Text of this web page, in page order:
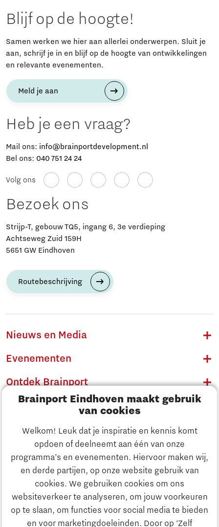
Brainport Eindhoven maakt gebruik
van cookies
Welkom! Leuk dat je inspiratie en kennis komt
opdoen of deelneemt aan één van onze
programma’s en evenementen. Hiervoor maken wij,
en derde partijen, op onze website gebruik van
cookies. We gebruiken cookies om ons
websiteverkeer te analyseren, om jouw voorkeuren
op te slaan, om functies voor social media te bieden
en voor marketingdoeleinden. Door op ‘Zelf
Ontdek Brainport
Innovatie
Blijf op de hoogte!
Samen werken we hier aan allerlei onderwerpen. Sluit je
aan, schrijf je in en blijf op de hoogte van ontwikkelingen
en relevante evenementen.
Meld je aan
Heb je een vraag?
Mail ons: info@brainportdevelopment.nl
Bel ons: 040 751 24 24
Volg ons
Bezoek ons
Strijp-T, gebouw TQ5, ingang 6, 3e verdieping
Achtseweg Zuid 159H
5651 GW Eindhoven
Routebeschrijving
Nieuws en Media
Evenementen
Ontdek Brainport
Innovatie
Ondernemen
Onderwijs
Maatschappelijk
Strategie & Organisatie
Zoeken